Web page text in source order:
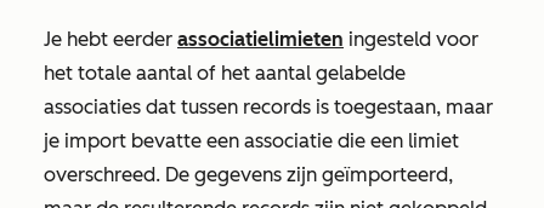
Je hebt eerder associatielimieten ingesteld voor
het totale aantal of het aantal gelabelde
associaties dat tussen records is toegestaan, maar
je import bevatte een associatie die een limiet
overschreed. De gegevens zijn geïmporteerd,